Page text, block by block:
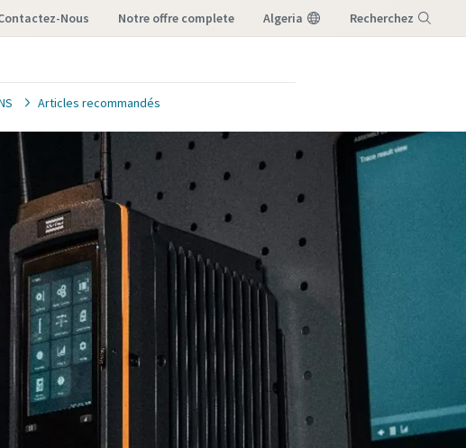
Nous notre offre complete Algeria Recherchez
Articles recommandés